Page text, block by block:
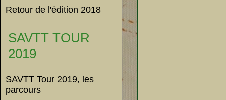
Retour de l'édition 2018
SAVTT TOUR
2019
SAVTT Tour 2019, les
parcours